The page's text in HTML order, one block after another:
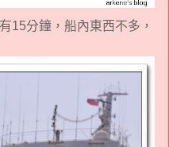
15分鐘，船內東西不多，